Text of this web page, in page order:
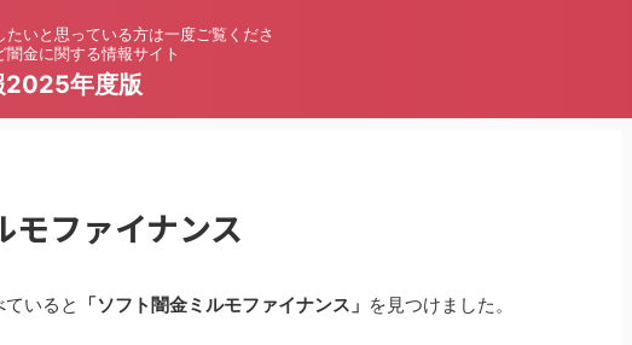
いと思っている方は一度ご覧くださ
金に関する情報サイト
2025年度版
モファイナンス
いると 「ソフト闇金ミルモファイナンス」 を見つけました。